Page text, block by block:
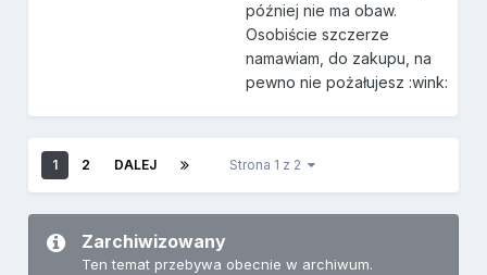
później nie ma obaw.
Osobiście szczerze
namawiam, do zakupu, na
pewno nie pożałujesz :wink:
1 2 DALEJ Strona 1 z 2
Zarchiwizowany
Ten temat przebywa obecnie w archiwum.